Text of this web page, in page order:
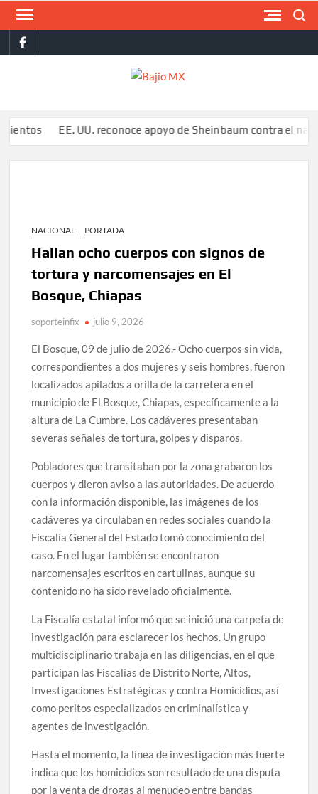
Saltar
contenidofacebook
EE. UU. reconoce apoyo de Sheinbaum contra el narco
NACIONAL PORTADA
Hallan ocho cuerpos con signos de
tortura y narcomensajes en El
Bosque, Chiapas
soporteinfix julio 9, 2026
El Bosque, 09 de julio de 2026.- Ocho cuerpos sin vida,
correspondientes a dos mujeres y seis hombres, fueron
localizados apilados a orilla de la carretera en el
municipio de El Bosque, Chiapas, específicamente a la
altura de La Cumbre. Los cadáveres presentaban
severas señales de tortura, golpes y disparos.
Pobladores que transitaban por la zona grabaron los
cuerpos y dieron aviso a las autoridades. De acuerdo
con la información disponible, las imágenes de los
cadáveres ya circulaban en redes sociales cuando la
Fiscalía General del Estado tomó conocimiento del
caso. En el lugar también se encontraron
narcomensajes escritos en cartulinas, aunque su
contenido no ha sido revelado oficialmente.
La Fiscalía estatal informó que se inició una carpeta de
investigación para esclarecer los hechos. Un grupo
multidisciplinario trabaja en las diligencias, en el que
participan las Fiscalías de Distrito Norte, Altos,
Investigaciones Estratégicas y contra Homicidios, así
como peritos especializados en criminalística y
agentes de investigación.
Hasta el momento, la línea de investigación más fuerte
indica que los homicidios son resultado de una disputa
por la venta de drogas al menudeo entre bandas